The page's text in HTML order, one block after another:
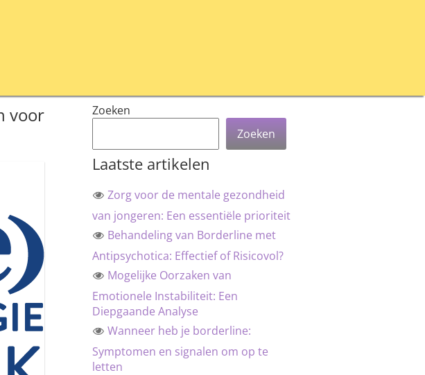
voor
Zoeken
Zoeken
Laatste artikelen
Zorg voor de mentale gezondheid
van jongeren: Een essentiële prioriteit
Behandeling van Borderline met
Antipsychotica: Effectief of Risicovol?
Mogelijke Oorzaken van
Emotionele Instabiliteit: Een
Diepgaande Analyse
Wanneer heb je borderline:
Symptomen en signalen om op te
letten